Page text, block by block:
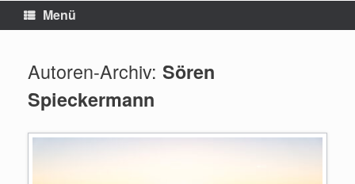
Menü
Autoren-Archiv: Sören
Spieckermann